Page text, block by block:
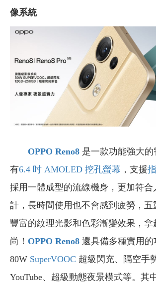
像系統
OPPO Reno8 是一款功能強大
有6.4 吋 AMOLED 挖孔螢幕 ，支援
採用一體成型的流線機身，更加符合
計，長時間使用也不會感到疲勞，五
豐富的紋理光影和色彩漸變效果，拿
尚！ OPPO Reno8 還具備多種實用的
80W SuperVOOC 超級閃充、隔空手
YouTube、超級動態夜景模式等。其